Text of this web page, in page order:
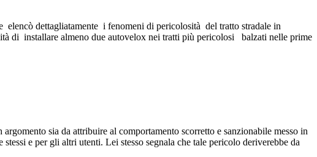
dettagliatamente i fenomeni di pericolosità del tratto stradale in
di installare almeno due autovelox nei tratti più pericolosi balzati nelle prime
sia da attribuire al comportamento scorretto e sanzionabile messo in
e per gli altri utenti. Lei stesso segnala che tale pericolo deriverebbe da